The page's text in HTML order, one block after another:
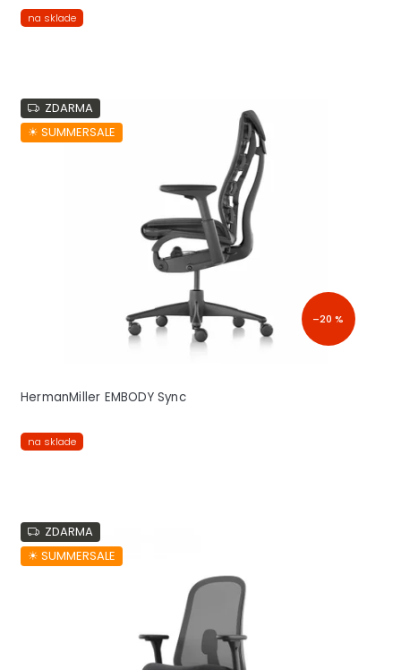
na sklade
ZDARMA
☀︎ SUMMERSALE
–20 %
HermanMiller EMBODY Sync
na sklade
ZDARMA
☀︎ SUMMERSALE